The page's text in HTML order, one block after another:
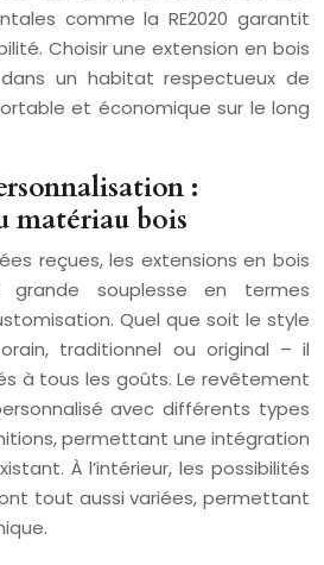
comme la RE2020 garantit
Choisir une extension en bois
un habitat respectueux de
et économique sur le long
:
matériau bois
reçues, les extensions en bois
souplesse en termes
Quel que soit le style
traditionnel ou original – il
à tous les goûts. Le revêtement
avec différents types
permettant une intégration
À l’intérieur, les possibilités
tout aussi variées, permettant